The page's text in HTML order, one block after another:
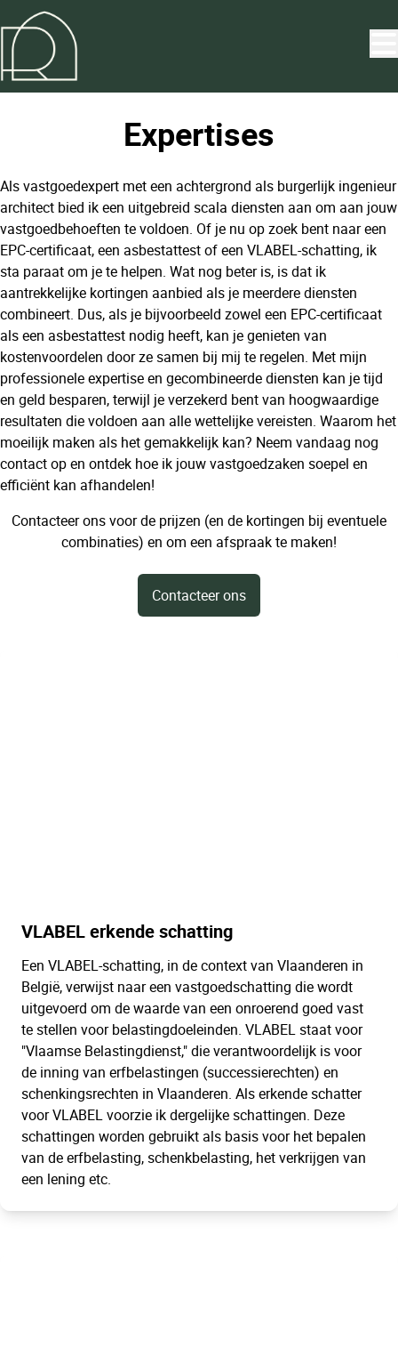
Ga naar hoofdinhoud
Expertises
Als vastgoedexpert met een achtergrond als burgerlijk ingenieur
architect bied ik een uitgebreid scala diensten aan om aan jouw
vastgoedbehoeften te voldoen. Of je nu op zoek bent naar een
EPC-certificaat, een asbestattest of een VLABEL-schatting, ik
sta paraat om je te helpen. Wat nog beter is, is dat ik
aantrekkelijke kortingen aanbied als je meerdere diensten
combineert. Dus, als je bijvoorbeeld zowel een EPC-certificaat
als een asbestattest nodig heeft, kan je genieten van
kostenvoordelen door ze samen bij mij te regelen. Met mijn
professionele expertise en gecombineerde diensten kan je tijd
en geld besparen, terwijl je verzekerd bent van hoogwaardige
resultaten die voldoen aan alle wettelijke vereisten. Waarom het
moeilijk maken als het gemakkelijk kan? Neem vandaag nog
contact op en ontdek hoe ik jouw vastgoedzaken soepel en
efficiënt kan afhandelen!
Contacteer ons voor de prijzen (en de kortingen bij eventuele
combinaties) en om een afspraak te maken!
Contacteer ons
VLABEL erkende schatting
Een VLABEL-schatting, in de context van Vlaanderen in
België, verwijst naar een vastgoedschatting die wordt
uitgevoerd om de waarde van een onroerend goed vast
te stellen voor belastingdoeleinden. VLABEL staat voor
"Vlaamse Belastingdienst," die verantwoordelijk is voor
de inning van erfbelastingen (successierechten) en
schenkingsrechten in Vlaanderen. Als erkende schatter
voor VLABEL voorzie ik dergelijke schattingen. Deze
schattingen worden gebruikt als basis voor het bepalen
van de erfbelasting, schenkbelasting, het verkrijgen van
een lening etc.